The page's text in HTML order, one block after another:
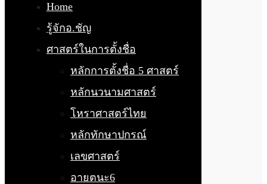
Home
รู้จักอ.ชัญ
ศาสตร์ในการตั้งชื่อ
หลักการตั้งชื่อ 5 ศาสตร์
หลักนวนามศาสตร์
โหราศาสตร์ไทย
หลักทักษาปกรณ์
เลขศาสตร์
อายตนะ6